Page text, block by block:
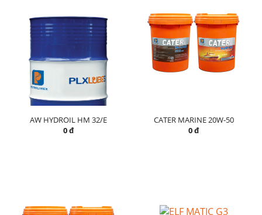
AW HYDROIL HM 32/E
0 đ
CATER MARINE 20W-50
0 đ